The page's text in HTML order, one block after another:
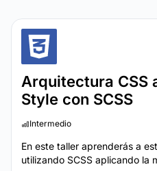
Arquitectura CSS
Style con SCSS
Intermedio
En este taller aprenderás a
utilizando SCSS aplicando la